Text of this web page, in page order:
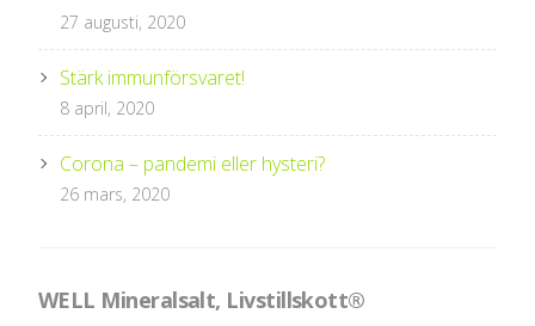
27 augusti, 2020
Stärk immunförsvaret!
8 april, 2020
Corona – pandemi eller hysteri?
26 mars, 2020
WELL Mineralsalt, Livstillskott®